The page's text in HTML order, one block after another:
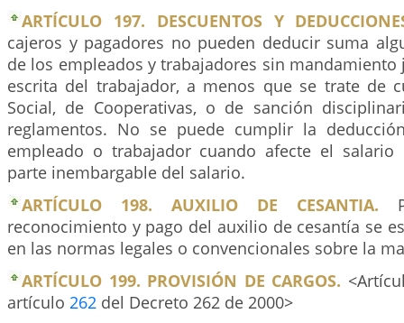
ARTÍCULO 197. DESCUENTOS Y
cajeros y pagadores no pueden deducir suma
de los empleados y trabajadores sin
escrita del trabajador, a menos que se trate de
Social, de Cooperativas, o de sanción
reglamentos. No se puede cumplir la
empleado o trabajador cuando afecte el
parte inembargable del salario.
ARTÍCULO 198. AUXILIO DE CESANTIA.
reconocimiento y pago del auxilio de cesantía se
en las normas legales o convencionales sobre la
ARTÍCULO 199. PROVISIÓN DE CARGOS.
artículo 262 del Decreto 262 de 2000>